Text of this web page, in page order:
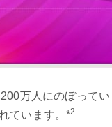
万人にのぼって
ています。*2